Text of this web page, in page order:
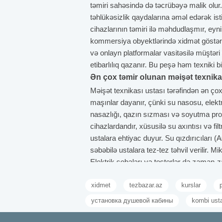
təmiri sahəsində də təcrübəyə malik
təhlükəsizlik qaydalarına əməl edərək
cihazlarının təmiri ilə məhdudlaşmır,
kommersiya obyektlərində xidmət
və onlayn platformalar vasitəsilə
etibarlılıq qazanır. Bu peşə həm texniki
Ən çox təmir olunan məişət
Məişət texnikası ustası tərəfindən ən
maşınlar dayanır, çünki su nasosu,
nasazlığı, qazın sızması və soyutma
cihazlardandır, xüsusilə su axıntısı və
ustalara ehtiyac duyur. Su qızdırıcıları
səbəbilə ustalara tez-tez təhvil verilir.
Elektrik sobaları və tosterlər də zaman-
Blendr və mikserlər isə əsasən dişli
dəstəyi vacibdir. Davamlı texniki qulluq
xidmet tezbazar.az kurslar
установка душевой кабины kombi